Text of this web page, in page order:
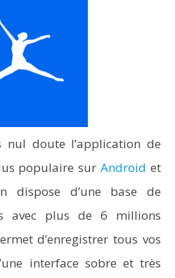
nul doute l’application de
populaire surAndroid et
dispose d’une base de
avec plus de 6 millions
d’enregistrer tous vos
interface sobre et très